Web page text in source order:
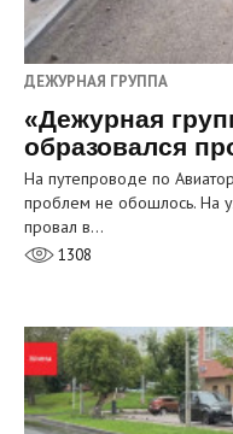
ДЕЖУРНАЯ ГРУППА
«Дежурная
образовался
На путепроводе по
проблем не обошлось. На
провал в…
1308